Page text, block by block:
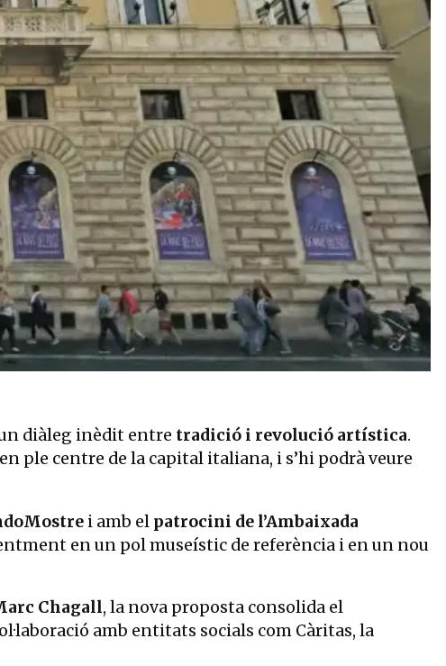
diàleg inèdit entre tradició i revolució artística.
ple centre de la capital italiana, i s’hi podrà veure
i amb el patrocini de l’Ambaixada
en un pol museístic de referència i en un nou
Chagall, la nova proposta consolida el
amb entitats socials com Càritas, la